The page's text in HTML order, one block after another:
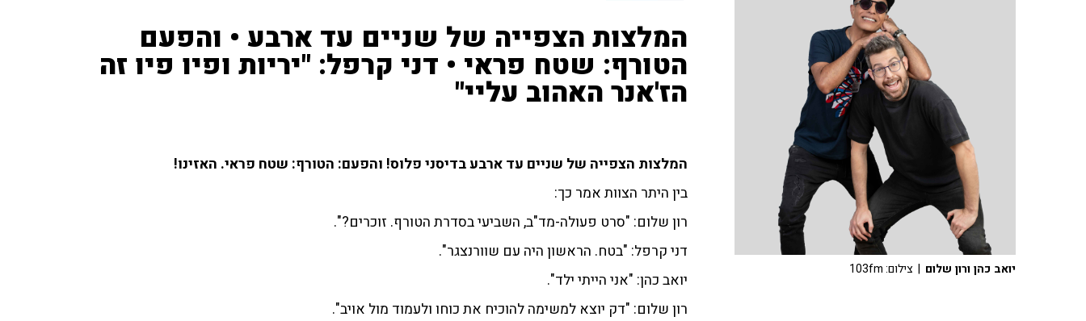
המלצות הצפייה של שניים עד ארבע • והפעם
הטורף: שטח פראי • דני קרפל: "יריות ופיו פיו זה
הז'אנר האהוב עליי"
המלצות הצפייה של שניים עד ארבע בדיסני פלוס! והפעם: הטורף: שטח פראי. האזינו!
בין היתר הצוות אמר כך:
רון שלום: "סרט פעולה-מד"ב, השביעי בסדרת הטורף. זוכרים?".
דני קרפל: "בטח. הראשון היה עם שוורנצגר".
יואב כהן: "אני הייתי ילד".
רון שלום: "דק יוצא למשימה להוכיח את כוחו ולעמוד מול אויב".
יואב כהן ורון שלום | צילום: 103fm